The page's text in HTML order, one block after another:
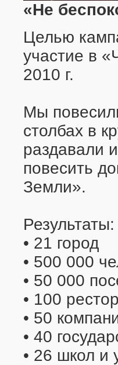
«Не
Целью
участие в
2010 г.
Мы
столбах в
раздавали
повесить
Земли».
Результаты:
• 21 город
• 500 000
• 50 000
• 100
• 50
• 40
• 26 школ и